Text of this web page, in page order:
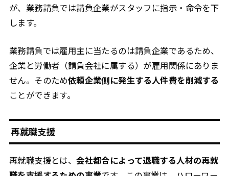
が、業務請負では請負企業がスタッフに指示・命令を下
します。
業務請負では雇用主に当たるのは請負企業であるため、
企業と労働者（請負会社に属する）が雇用関係にありま
せん。そのため依頼企業側に発生する人件費を削減する
ことができます。
再就職支援
再就職支援とは、会社都合によって退職する人材の再就